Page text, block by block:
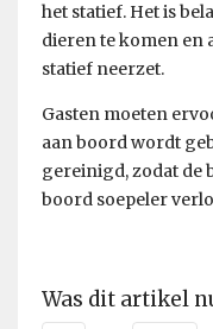
het statief. Het is
dieren te komen en
statief neerzet.
Gasten moeten
aan boord wordt
gereinigd, zodat de
boord soepeler
Was dit artikel